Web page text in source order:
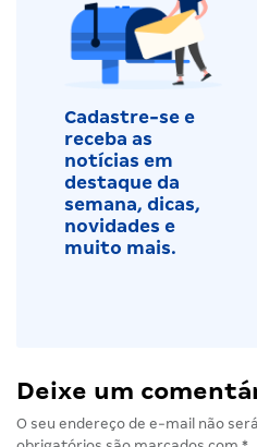
Cadastre-se e
receba as
notícias em
destaque da
semana, dicas,
novidades e
muito mais.
Deixe um
O seu endereço de e-mail não